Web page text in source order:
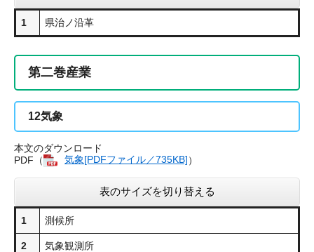
1 県治ノ沿革
第二巻産業
12気象
本文のダウンロード
PDF（
気象[PDFファイル／735KB]）
表のサイズを切り替える
1 測候所
2 気象観測所